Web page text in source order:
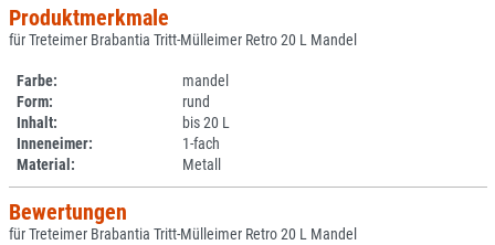
Produktmerkmale
für Treteimer Brabantia Tritt-Mülleimer Retro 20 L Mandel
Farbe:
mandel
Form:
rund
Inhalt:
bis 20 L
Inneneimer:
1-fach
Material:
Metall
Bewertungen
für Treteimer Brabantia Tritt-Mülleimer Retro 20 L Mandel